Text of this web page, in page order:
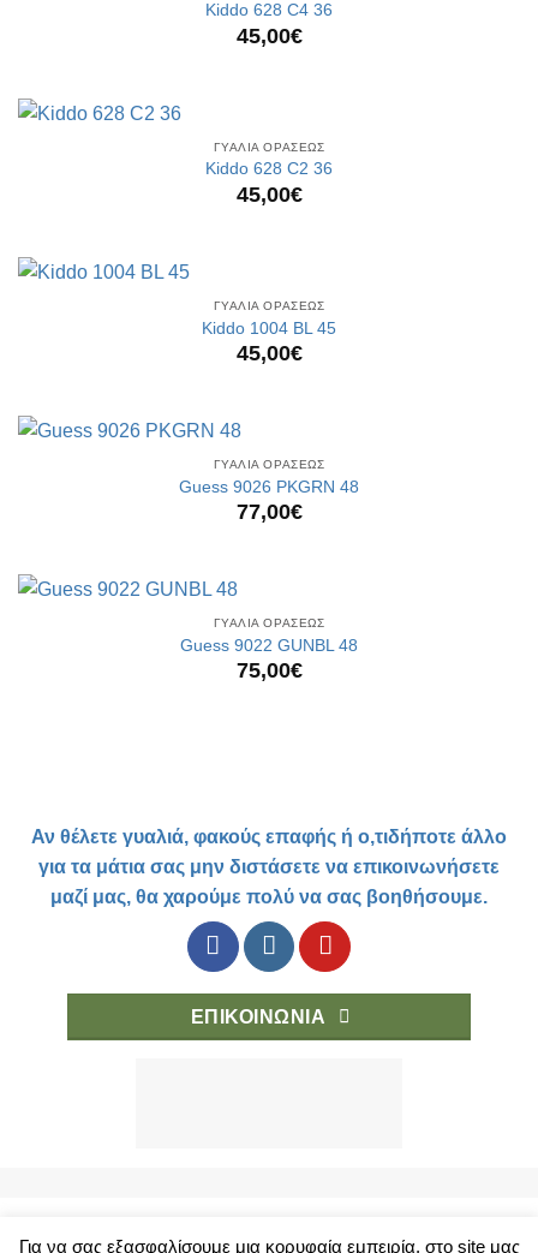
Kiddo 628 C4 36
45,00€
ΓΥΑΛΙΑ ΟΡΑΣΕΩΣ
Kiddo 628 C2 36
45,00€
ΓΥΑΛΙΑ ΟΡΑΣΕΩΣ
Kiddo 1004 BL 45
45,00€
ΓΥΑΛΙΑ ΟΡΑΣΕΩΣ
Guess 9026 PKGRN 48
77,00€
ΓΥΑΛΙΑ ΟΡΑΣΕΩΣ
Guess 9022 GUNBL 48
75,00€
Αν θέλετε γυαλιά, φακούς επαφής ή ο,τιδήποτε άλλο
για τα μάτια σας μην διστάσετε να επικοινωνήσετε
μαζί μας, θα χαρούμε πολύ να σας βοηθήσουμε.
ΕΠΙΚΟΙΝΩΝΙΑ
Για να σας εξασφαλίσουμε μια κορυφαία εμπειρία, στο site μας